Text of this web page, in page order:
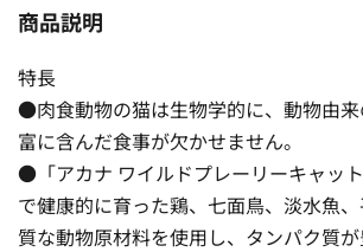
商品説明
特長
●肉食動物の猫は生物学的に、動物由
富に含んだ食事が欠かせません。
●「アカナ ワイルドプレーリーキャッ
で健康的に育った鶏、七面鳥、淡水魚
質な動物原材料を使用し、タンパク質